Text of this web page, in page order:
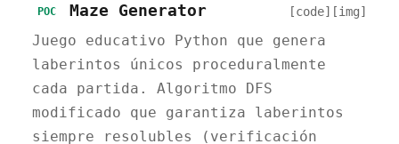
POC Maze Generator [code] [img]
Juego educativo Python que genera
laberintos únicos proceduralmente
cada partida. Algoritmo DFS
modificado que garantiza laberintos
siempre resolubles (verificación